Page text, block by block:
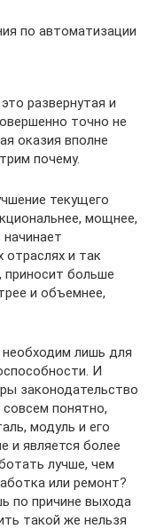
по автоматизации
развернутая и
точно не
оказия вполне
почему.
текущего
мощнее,
отраслях и так
приносит больше
и объемнее,
лишь для
И
законодательство
понятно,
модуль и его
и является более
лучше, чем
или ремонт?
по причине выхода
такой же нельзя